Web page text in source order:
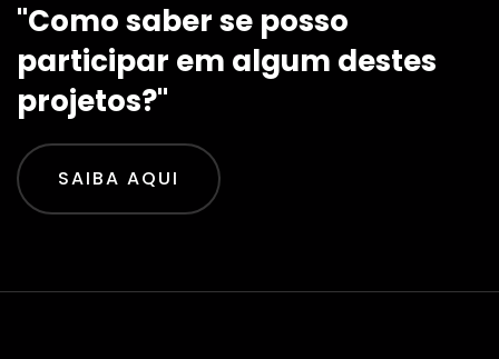
"Como saber se posso
participar em algum destes
projetos?"
SAIBA AQUI